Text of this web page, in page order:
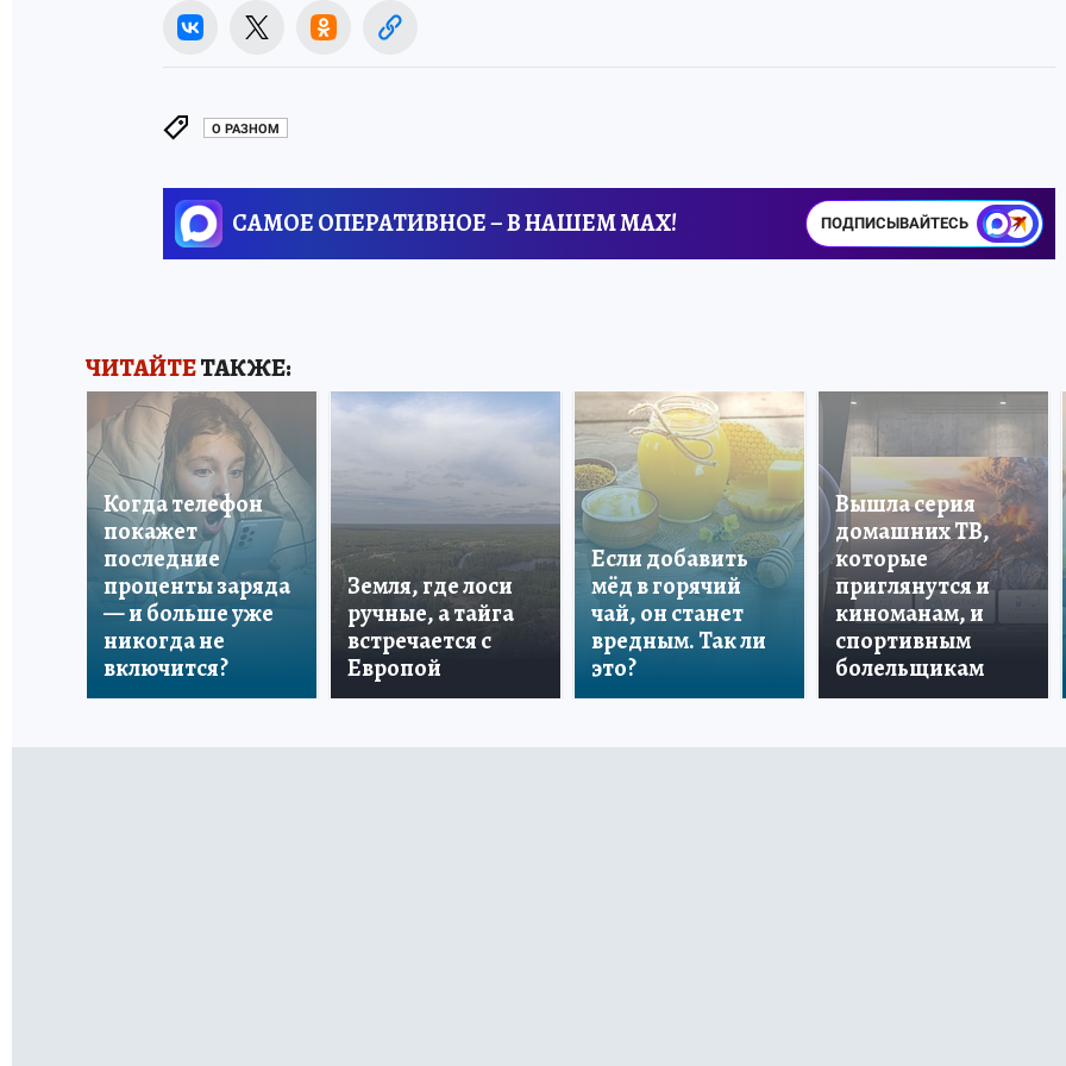
О РАЗНОМ
САМОЕ ОПЕРАТИВНОЕ – В НАШЕМ MAX! ПОДПИСЫВАЙТЕСЬ
ЧИТАЙТЕТАКЖЕ:
Когда телефон
покажет
последние
проценты заряда
— и больше уже
никогда не
включится?
Земля, где лоси
ручные, а тайга
встречается с
Европой
Если добавить
мёд в горячий
чай, он станет
вредным. Так ли
это?
Вышла серия
домашних ТВ,
которые
приглянутся и
киноманам, и
спортивным
болельщикам